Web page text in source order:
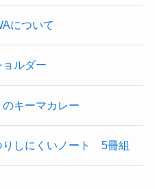
について
ョルダー
のキーマカレー
りしにくいノート 5冊組